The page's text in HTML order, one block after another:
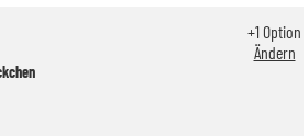
+1Option
Ändern